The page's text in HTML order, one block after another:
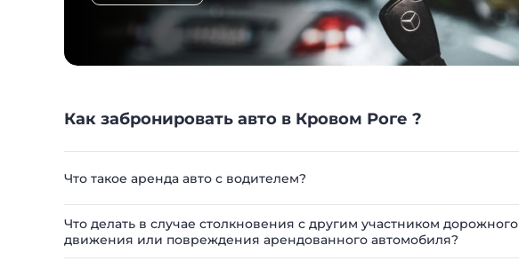
Как забронировать авто в Кровом Роге ?
Что такое аренда авто с водителем?
Что делать в случае столкновения с другим участником дорожного
движения или повреждения арендованного автомобиля?